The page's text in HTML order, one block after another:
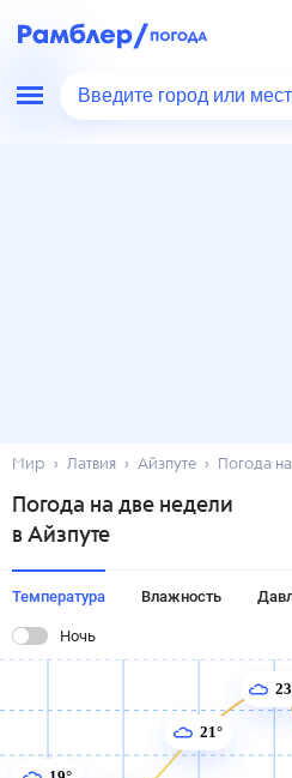
Введите город или
Мир Латвия Айзпуте Погода
Погода на две недели
в Айзпуте
Температура Влажность
Ночь
21°